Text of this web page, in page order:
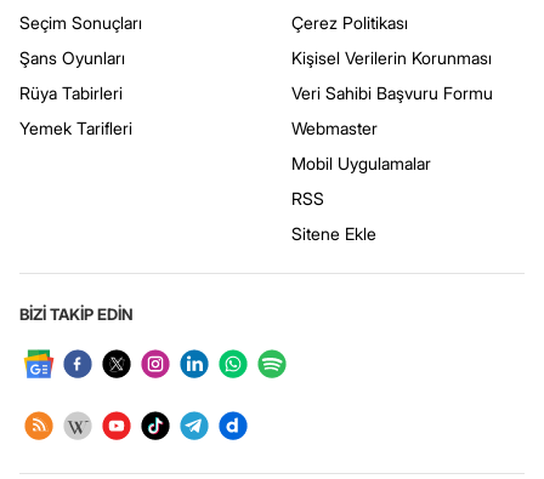
Seçim Sonuçları
Şans Oyunları
Rüya Tabirleri
Yemek Tarifleri
Çerez Politikası
Kişisel Verilerin Korunması
Veri Sahibi Başvuru Formu
Webmaster
Mobil Uygulamalar
RSS
Sitene Ekle
BİZİ TAKİP EDİN